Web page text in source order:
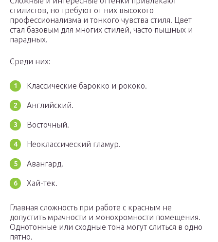
стилистов, но требуют от них высокого
профессионализма и тонкого чувства стиля. Цвет
стал базовым для многих стилей, часто пышных и
парадных.
Среди них:
Классические барокко и рококо.
Английский.
Восточный.
Неоклассический гламур.
Авангард.
Хай-тек.
Главная сложность при работе с красным не
допустить мрачности и монохромности помещения.
Однотонные или сходные тона могут слиться в одно
пятно.